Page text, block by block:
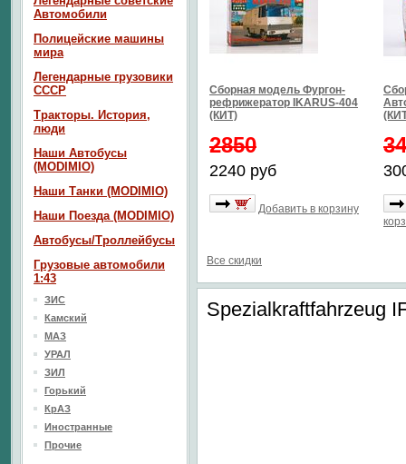
Сборная модель Фургон-
рефрижератор IKARUS-404
(КИТ)
2850
2240 руб
Добавить в корзину
Все скидки
Spezialkraftfahrzeug
Автомобили
Полицейские машины
мира
Легендарные грузовики
СССР
Тракторы. История,
люди
Наши Автобусы
(MODIMIO)
Наши Танки (MODIMIO)
Наши Поезда (MODIMIO)
Автобусы/Троллейбусы
Грузовые автомобили
1:43
ЗИС
Камский
МАЗ
УРАЛ
ЗИЛ
Горький
КрАЗ
Иностранные
Прочие